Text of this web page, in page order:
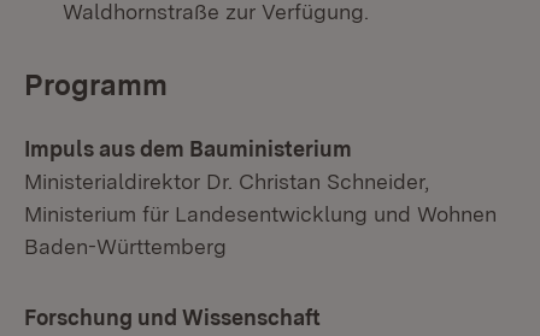
Waldhornstraße zur Verfügung.
Programm
Impuls aus dem Bauministerium
Ministerialdirektor Dr. Christan Schneider,
Ministerium für Landesentwicklung und Wohnen
Baden-Württemberg
Forschung und Wissenschaft